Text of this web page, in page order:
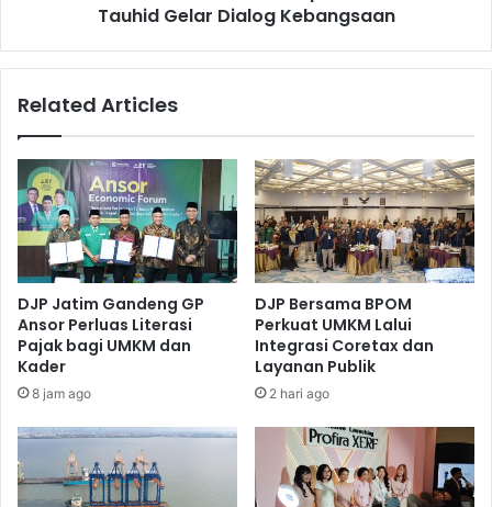
u
E
i
L
u
a
j
a
n
,
J
s
o
s
i
,
n
p
e
L
a
d
Tauhid Gelar Dialog Kebangsaan
Related Articles
DJP Jatim Gandeng GP
Ansor Perluas Literasi
Pajak bagi UMKM dan
Kader
8 jam ago
DJP Bersama BPOM
Perkuat UMKM Lalui
Integrasi Coretax dan
Layanan Publik
2 hari ago